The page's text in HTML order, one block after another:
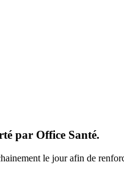
par Office Santé.
le jour afin de